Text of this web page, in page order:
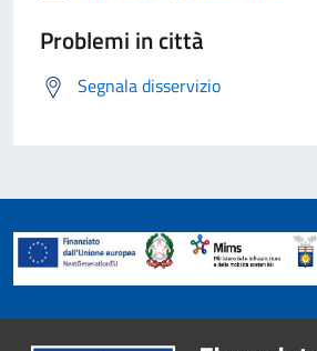
Problemi in città
Segnala disservizio